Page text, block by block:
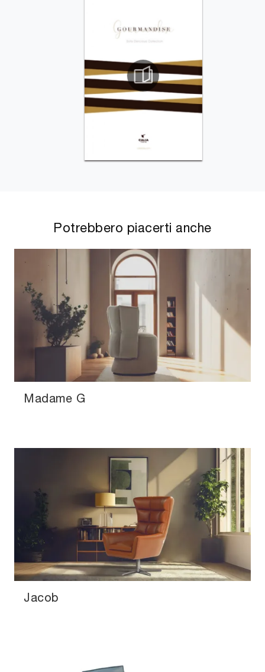
Potrebbero piacerti anche
Madame G
Jacob